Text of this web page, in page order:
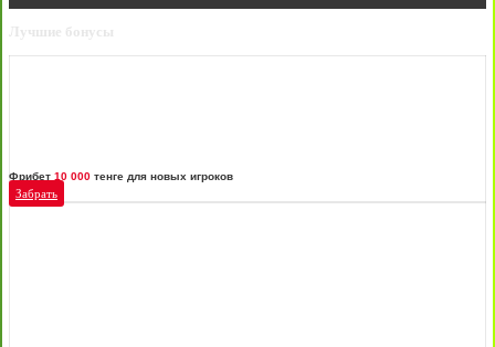
Лучшие бонусы
Фрибет 10 000 тенге для новых игроков
Забрать